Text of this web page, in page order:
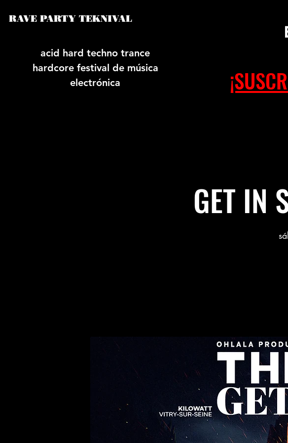
RAVE PARTY TEKNIVAL
acid hard techno trance
hardcore festival de música
electrónica
GET IN